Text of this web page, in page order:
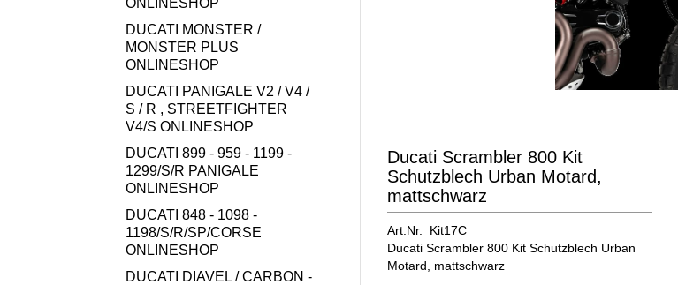
ONLINESHOP
DUCATI MONSTER /
MONSTER PLUS
ONLINESHOP
DUCATI PANIGALE V2 / V4 /
S / R , STREETFIGHTER
V4/S ONLINESHOP
DUCATI 899 - 959 - 1199 -
1299/S/R PANIGALE
ONLINESHOP
DUCATI 848 - 1098 -
1198/S/R/SP/CORSE
ONLINESHOP
DUCATI DIAVEL / CARBON -
Ducati Scrambler 800 Kit
Schutzblech Urban Motard,
mattschwarz
Art.Nr. Kit17C
Ducati Scrambler 800 Kit Schutzblech Urban
Motard, mattschwarz